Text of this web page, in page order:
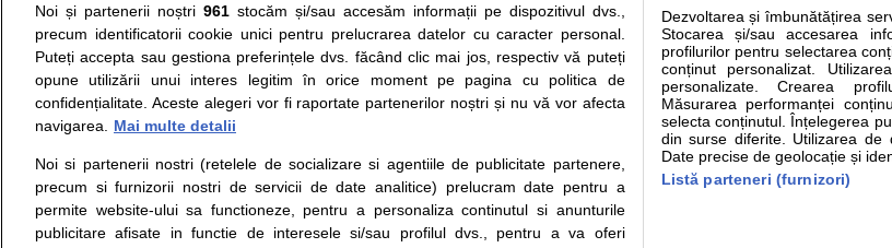
Resurse: Autoevaluare simptome Interpretare analize Specialitati medicale Boli si afectiuni
Opiniile avizate ale medicilor, sfaturile si orice alte informatii despre sanatate disponibile pe sfatulmedicului.ro au scop
nici diagnosticul stabilit in urma investigatiilor si analizelor medicale. Va sfatuim, ca pe langa informatia primita pe
ii punem la dispozitie pentru programare in sistemul de programari la medic Clickmed.
Despre noi
Despre noi
Contact
Intrebari frecvente
Legal
Termeni si conditii
Politica de
confidentialitate
Drepturile consumatorului
Protectia consumatorilor - ANPC
Solutionarea Alternativa a
Litigiilor
Parteneri
Noi și partenerii noștri 961stocăm și/sau accesăm informații pe dispozitivul dvs.,
precum identificatorii cookie unici pentru prelucrarea datelor cu caracter personal.
Puteți accepta sau gestiona preferințele dvs. făcând clic mai jos, respectiv vă puteți
opune utilizării unui interes legitim în orice moment pe pagina cu politica de
confidențialitate. Aceste alegeri vor fi raportate partenerilor noștri și nu vă vor afecta
navigarea.
Mai multe detalii
Noi si partenerii nostri (retelele de socializare si agentiile de publicitate partenere,
precum si furnizorii nostri de servicii de date analitice) prelucram date pentru a
permite website-ului sa functioneze, pentru a personaliza continutul si anunturile
publicitare afisate in functie de interesele si/sau profilul dvs., pentru a va oferi
Dezvoltarea și îmbunătățirea
Stocarea și/sau accesarea
profilurilor pentru selectarea
conținut personalizat.
personalizate. Crearea
Măsurarea performanței
selecta conținutul. Înțelegerea
din surse diferite. Utilizarea de
Date precise de geolocație și
Listă parteneri (furnizori)